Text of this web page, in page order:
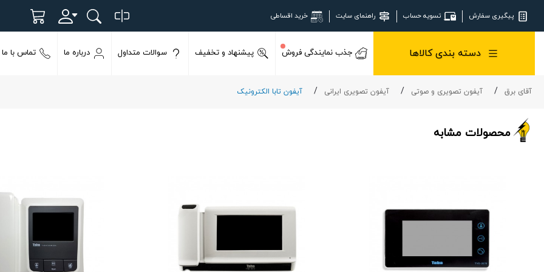
پیگیری سفارش تسویه حساب راهنمای سایت خرید اقساطی
دسته بندی کالاها جذب نمایندگی فروش پیشنهاد و تخفیف سوالات متداول درباره ما تماس با ما
آقای برق آیفون تصویری و صوتی آیفون تصویری ایرانی آیفون تابا الکترونیک
محصولات مشابه